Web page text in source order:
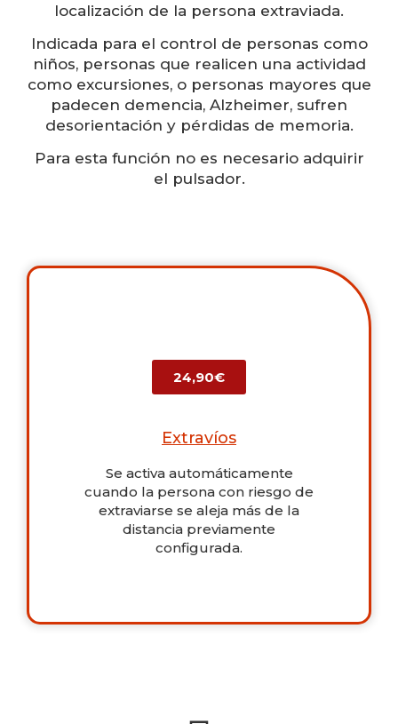
localización de la persona extraviada.
Indicada para el control de personas como
niños, personas que realicen una actividad
como excursiones, o personas mayores que
padecen demencia, Alzheimer, sufren
desorientación y pérdidas de memoria.
Para esta función no es necesario adquirir
el pulsador.
24,90€
Extravíos
Se activa automáticamente
cuando la persona con riesgo de
extraviarse se aleja más de la
distancia previamente
configurada.